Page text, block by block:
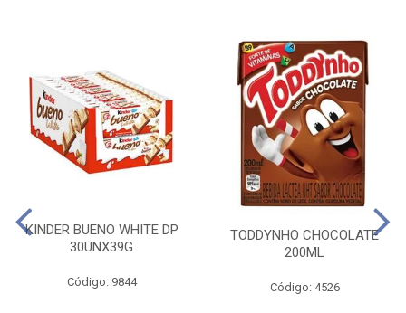
KINDER BUENO WHITE DP
30UNX39G
Código: 9844
TODDYNHO CHOCOLATE
200ML
Código: 4526